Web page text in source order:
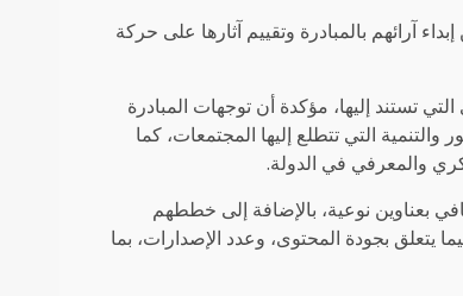
آرائهم بالمبادرة وتقييم آثارها على حركة
تستند إليها، مؤكدة أن توجهات المبادرة
التي تتطلع إليها المجتمعات، كما
والمعرفي في الدولة.
بعناوين نوعية، بالإضافة إلى خططهم
يتعلق بجودة المحتوى، وعدد الإصدارات، بما